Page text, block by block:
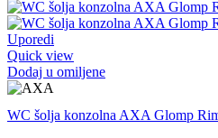
Uporedi
Quick view
Dodaj u omiljene
WC šolja konzolna AXA Glomp